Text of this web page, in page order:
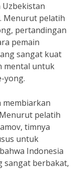
Menurut pelatih
pertandingan
pemain
sangat kuat
mental untuk
yong.
membiarkan
pelatih
timnya
untuk
Indonesia
sangat berbakat,